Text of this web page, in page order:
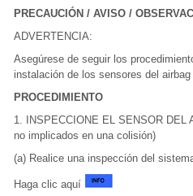
PRECAUCIÓN / AVISO /
ADVERTENCIA:
Asegúrese de seguir los
instalación de los sensores del airbag
PROCEDIMIENTO
1. INSPECCIONE EL SENSOR DEL
no implicados en una colisión)
(a) Realice una inspección del
Haga clic aquí